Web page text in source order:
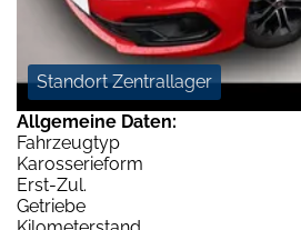
Standort Zentrallager
Allgemeine Daten:
Fahrzeugtyp
Karosserieform
Erst-Zul.
Getriebe